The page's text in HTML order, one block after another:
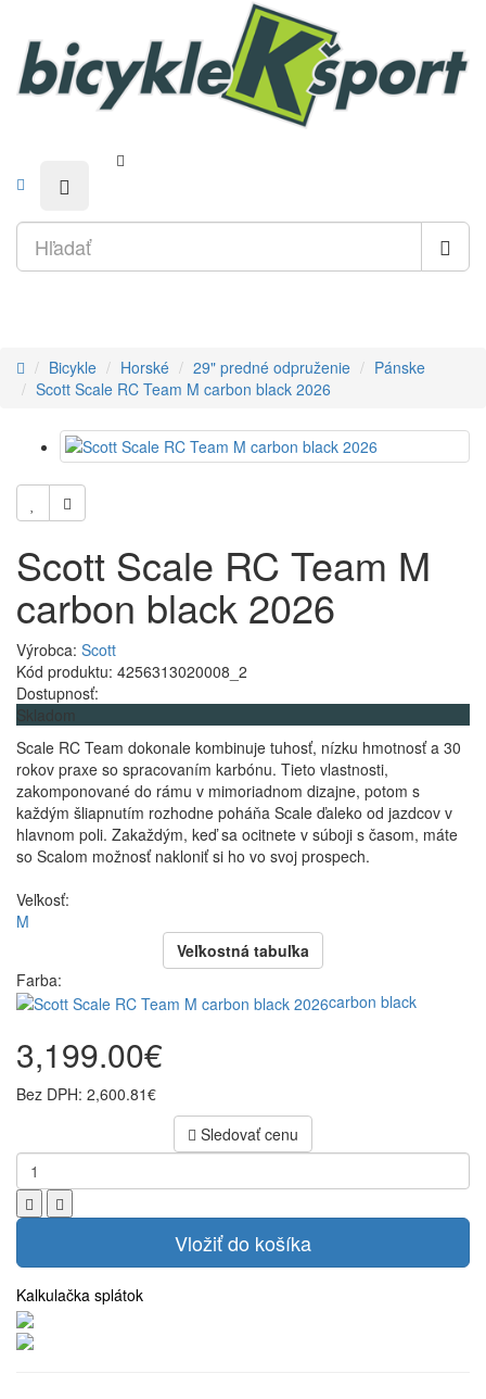
Bicykle Horské 29" predné odpruženie
Pánske
Scott Scale RC Team M carbon black 2026
Scott Scale RC Team M
carbon black 2026
Výrobca: Scott
Kód produktu: 4256313020008_2
Dostupnosť:
Skladom
Scale RC Team dokonale kombinuje tuhosť, nízku hmotnosť a 30
rokov praxe so spracovaním karbónu. Tieto vlastnosti,
zakomponované do rámu v mimoriadnom dizajne, potom s
každým šliapnutím rozhodne poháňa Scale ďaleko od jazdcov v
hlavnom poli. Zakaždým, keď sa ocitnete v súboji s časom, máte
so Scalom možnosť nakloniť si ho vo svoj prospech.
Veľkosť:
M
Veľkostná tabuľka
Farba:
carbon black
3,199.00€
Bez DPH: 2,600.81€
Sledovať cenu
Vložiť do košíka
Kalkulačka splátok